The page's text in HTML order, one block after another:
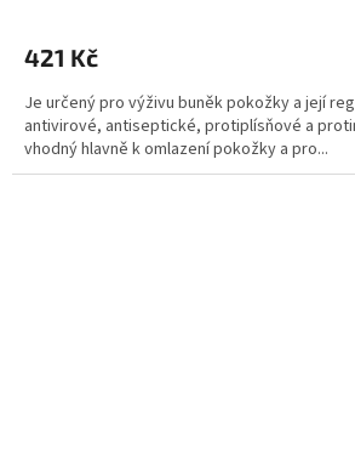
421 Kč
Je určený pro výživu buněk pokožky a její
antivirové, antiseptické, protiplísňové a
vhodný hlavně k omlazení pokožky a pro...